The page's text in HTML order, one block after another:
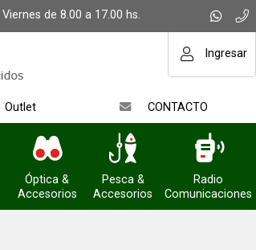
Viernes de 8.00 a 17.00 hs.
Ingresar
Outlet CONTACTO
Óptica &
Accesorios
Pesca &
Accesorios
Radio
Comunicaciones